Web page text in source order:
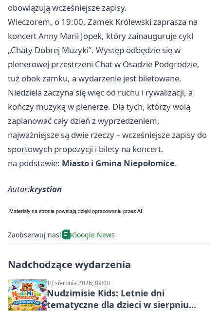
obowiązują wcześniejsze zapisy.
Wieczorem, o 19:00, Zamek Królewski zaprasza na
koncert Anny Marii Jopek, który zainauguruje cykl
„Chaty Dobrej Muzyki”. Występ odbędzie się w
plenerowej przestrzeni Chat w Osadzie Podgrodzie,
tuż obok zamku, a wydarzenie jest biletowane.
Niedziela zaczyna się więc od ruchu i rywalizacji, a
kończy muzyką w plenerze. Dla tych, którzy wolą
zaplanować cały dzień z wyprzedzeniem,
najważniejsze są dwie rzeczy – wcześniejsze zapisy do
sportowych propozycji i bilety na koncert.
na podstawie: Miasto i Gmina Niepołomice.
Autor:krystian
Zaobserwuj nas! Google News
Nadchodzące wydarzenia
10 sierpnia 2026, 09:00
Nudzimisie Kids: Letnie dni
tematyczne dla dzieci w sierpniu